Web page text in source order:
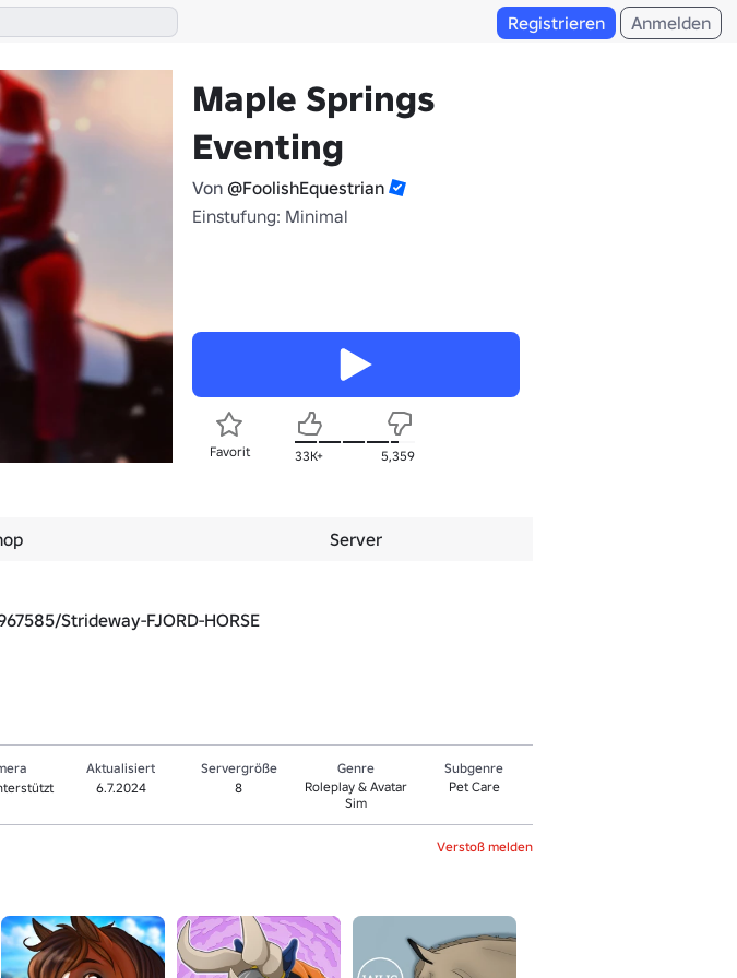
Registrieren Anmelden
Maple Springs
Eventing
Von @FoolishEquestrian
Einstufung: Minimal
Favorit 33K+ 5,359
Server
Strideway-FJORD-HORSE
Aktualisiert
6.7.2024
Servergröße
8
Genre
Roleplay & Avatar
Sim
Sub­gen­re
Pet Care
Verstoß melden